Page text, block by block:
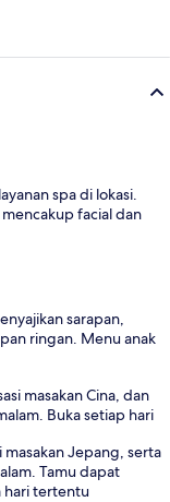
spa di lokasi.
facial dan
sarapan,
ringan. Menu anak
masakan Cina, dan
Buka setiap hari
Jepang, serta
Tamu dapat
hari tertentu